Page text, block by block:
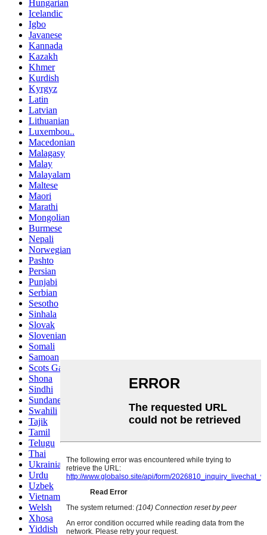
Hungarian
Icelandic
Igbo
Javanese
Kannada
Kazakh
Khmer
Kurdish
Kyrgyz
Latin
Latvian
Lithuanian
Luxembou..
Macedonian
Malagasy
Malay
Malayalam
Maltese
Maori
Marathi
Mongolian
Burmese
Nepali
Norwegian
Pashto
Persian
Punjabi
Serbian
Sesotho
Sinhala
Slovak
Slovenian
Somali
Samoan
Scots Gaelic
Shona
Sindhi
Sundanese
Swahili
Tajik
Tamil
Telugu
Thai
Ukrainian
Urdu
Uzbek
Vietnamese
Welsh
Xhosa
Yiddish